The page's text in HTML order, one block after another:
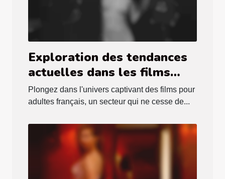
Exploration des tendances
actuelles dans les films
pour adultes français
Plongez dans l'univers captivant des films pour
adultes français, un secteur qui ne cesse de...